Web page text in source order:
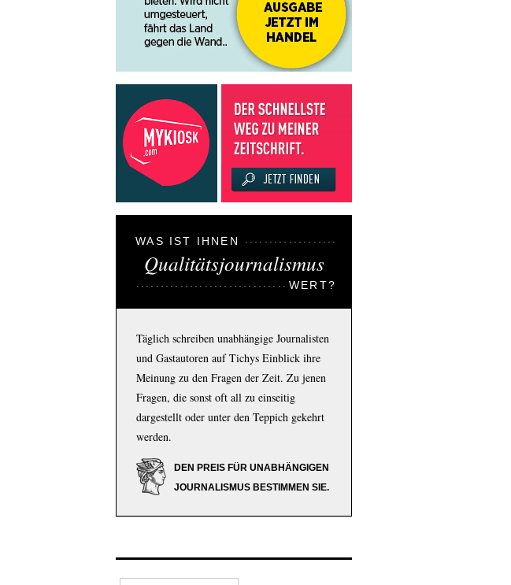
WAS IST IHNEN
Qualitätsjournalismus
WERT?
Täglich schreiben unabhängige Journalisten
und Gastautoren auf Tichys Einblick ihre
Meinung zu den Fragen der Zeit. Zu jenen
Fragen, die sonst oft all zu einseitig
dargestellt oder unter den Teppich gekehrt
werden.
DEN PREIS FÜR UNABHÄNGIGEN
JOURNALISMUS BESTIMMEN SIE.